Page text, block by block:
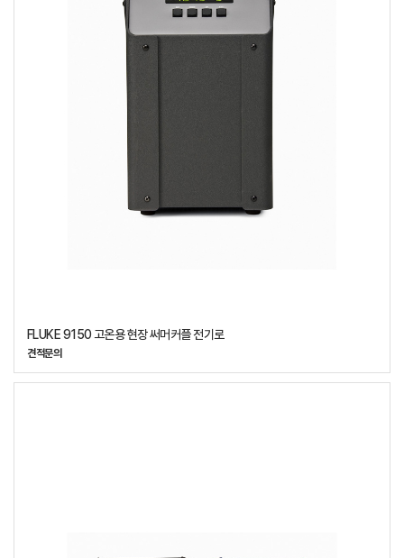
FLUKE 9150 고온용 현장 써머커플 전기로
견적문의